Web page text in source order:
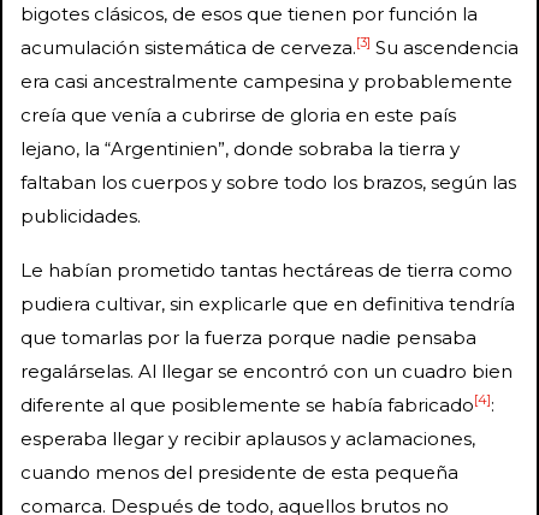
bigotes clásicos, de esos que tienen por función la
acumulación sistemática de cerveza.[3] Su ascendencia
era casi ancestralmente campesina y probablemente
creía que venía a cubrirse de gloria en este país
lejano, la “Argentinien”, donde sobraba la tierra y
faltaban los cuerpos y sobre todo los brazos, según las
publicidades.
Le habían prometido tantas hectáreas de tierra como
pudiera cultivar, sin explicarle que en definitiva tendría
que tomarlas por la fuerza porque nadie pensaba
regalárselas. Al llegar se encontró con un cuadro bien
diferente al que posiblemente se había fabricado[4]:
esperaba llegar y recibir aplausos y aclamaciones,
cuando menos del presidente de esta pequeña
comarca. Después de todo, aquellos brutos no